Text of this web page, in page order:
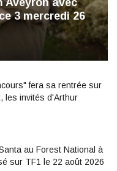
3 mercredi 26
fera sa rentrée sur
les invités d'Arthur
au Forest National à
sur TF1 le 22 août 2026